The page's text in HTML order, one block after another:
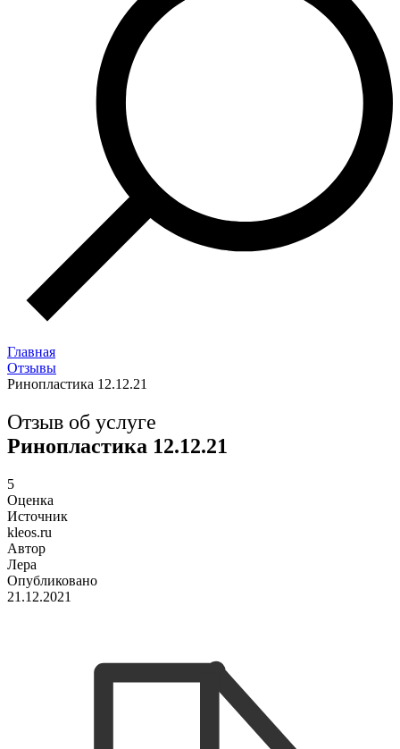
Главная
Отзывы
Ринопластика 12.12.21
Отзыв об услуге
Ринопластика 12.12.21
5
Оценка
Источник
kleos.ru
Автор
Лера
Опубликовано
21.12.2021